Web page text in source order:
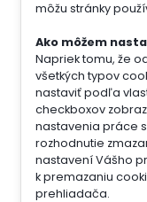
môžu stránky
Ako môžem
Napriek tomu, že
všetkých typov
nastaviť podľa
checkboxov
nastavenia práce
rozhodnutie
nastavení Vášho
k premazaniu
prehliadača.